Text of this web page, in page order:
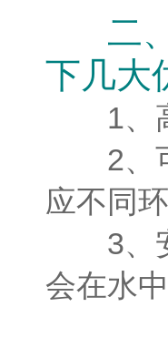
二
下几大
1、高
2、可
应不同
3、安
会在水